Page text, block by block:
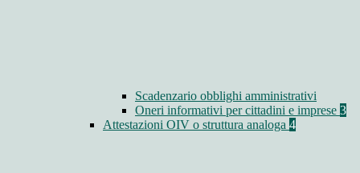
Scadenzario obblighi amministrativi
Oneri informativi per cittadini e imprese 3
Attestazioni OIV o struttura analoga 4